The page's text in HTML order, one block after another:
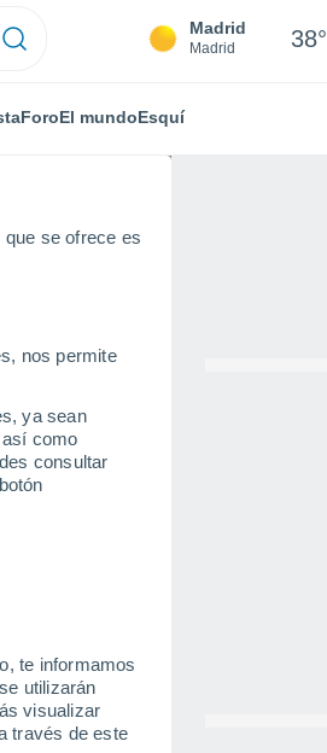
se ofrece es
nos permite
ya sean
como
consultar
te informamos
utilizarán
visualizar
través de este
Madrid
Madrid 38°
ForoEl mundoEsquí